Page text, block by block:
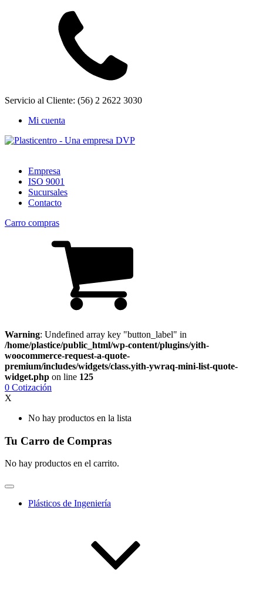
Servicio al Cliente: (56) 2 2622 3030
Mi cuenta
Empresa
ISO 9001
Sucursales
Contacto
Carro compras
Warning: Undefined array key "button_label" in
/home/plastice/public_html/wp-content/plugins/yith-
woocommerce-request-a-quote-
premium/includes/widgets/class.yith-ywraq-mini-list-quote-
widget.php on line 125
0 Cotización
X
No hay productos en la lista
Tu Carro de Compras
No hay productos en el carrito.
Plásticos de Ingeniería